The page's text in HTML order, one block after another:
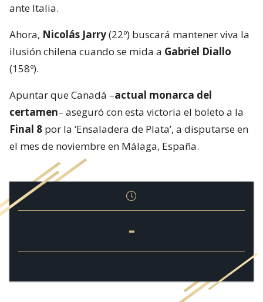
ante Italia.
Ahora, Nicolás Jarry(22º) buscará mantener viva la
ilusión chilena cuando se mida a Gabriel Diallo
(158º).
Apuntar que Canadá –actual monarca del
certamen– aseguró con esta victoria el boleto a la
Final 8 por la ‘Ensaladera de Plata’, a disputarse en
el mes de noviembre en Málaga, España.
-